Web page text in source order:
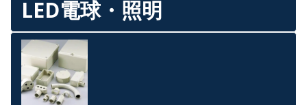
LED電球・照明